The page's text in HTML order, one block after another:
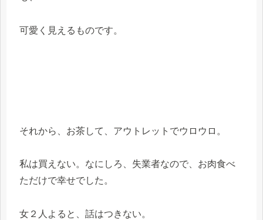
可愛く見えるものです。
それから、お茶して、アウトレットでウロウロ。
私は買えない。なにしろ、失業者なので、お肉食べ
ただけで幸せでした。
女２人よると、話はつきない。